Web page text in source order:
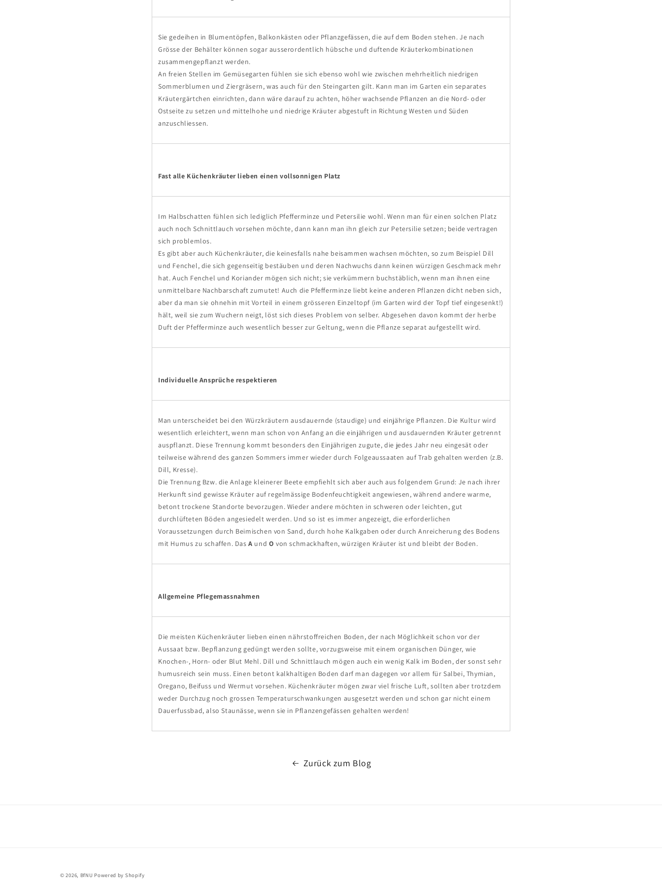
Sie gedeihen in Blumentöpfen, Balkonkästen oder Pflanzgefässen, die auf dem Boden stehen. Je nach
Grösse der Behälter können sogar ausserordentlich hübsche und duftende Kräuterkombinationen
zusammengepflanzt werden.
An freien Stellen im Gemüsegarten fühlen sie sich ebenso wohl wie zwischen mehrheitlich niedrigen
Sommerblumen und Ziergräsern, was auch für den Steingarten gilt. Kann man im Garten ein separates
Kräutergärtchen einrichten, dann wäre darauf zu achten, höher wachsende Pflanzen an die Nord- oder
Ostseite zu setzen und mittelhohe und niedrige Kräuter abgestuft in Richtung Westen und Süden
anzuschliessen.
Fast alle Küchenkräuter lieben einen vollsonnigen Platz
Im Halbschatten fühlen sich lediglich Pfefferminze und Petersilie wohl. Wenn man für einen solchen Platz
auch noch Schnittlauch vorsehen möchte, dann kann man ihn gleich zur Petersilie setzen; beide vertragen
sich problemlos.
Es gibt aber auch Küchenkräuter, die keinesfalls nahe beisammen wachsen möchten, so zum Beispiel Dill
und Fenchel, die sich gegenseitig bestäuben und deren Nachwuchs dann keinen würzigen Geschmack mehr
hat. Auch Fenchel und Koriander mögen sich nicht; sie verkümmern buchstäblich, wenn man ihnen eine
unmittelbare Nachbarschaft zumutet! Auch die Pfefferminze liebt keine anderen Pflanzen dicht neben sich,
aber da man sie ohnehin mit Vorteil in einem grösseren Einzeltopf (im Garten wird der Topf tief eingesenkt!)
hält, weil sie zum Wuchern neigt, löst sich dieses Problem von selber. Abgesehen davon kommt der herbe
Duft der Pfefferminze auch wesentlich besser zur Geltung, wenn die Pflanze separat aufgestellt wird.
Individuelle Ansprüche respektieren
Man unterscheidet bei den Würzkräutern ausdauernde (staudige) und einjährige Pflanzen. Die Kultur wird
wesentlich erleichtert, wenn man schon von Anfang an die einjährigen und ausdauernden Kräuter getrennt
auspflanzt. Diese Trennung kommt besonders den Einjährigen zugute, die jedes Jahr neu eingesät oder
teilweise während des ganzen Sommers immer wieder durch Folgeaussaaten auf Trab gehalten werden (z.B.
Dill, Kresse).
Die Trennung Bzw. die Anlage kleinerer Beete empfiehlt sich aber auch aus folgendem Grund: Je nach ihrer
Herkunft sind gewisse Kräuter auf regelmässige Bodenfeuchtigkeit angewiesen, während andere warme,
betont trockene Standorte bevorzugen. Wieder andere möchten in schweren oder leichten, gut
durchlüfteten Böden angesiedelt werden. Und so ist es immer angezeigt, die erforderlichen
Voraussetzungen durch Beimischen von Sand, durch hohe Kalkgaben oder durch Anreicherung des Bodens
mit Humus zu schaffen. DasA und O von schmackhaften, würzigen Kräuter ist und bleibt der Boden.
Allgemeine Pflegemassnahmen
Die meisten Küchenkräuter lieben einen nährstoffreichen Boden, der nach Möglichkeit schon vor der
Aussaat bzw. Bepflanzung gedüngt werden sollte, vorzugsweise mit einem organischen Dünger, wie
Knochen-, Horn- oder Blut Mehl. Dill und Schnittlauch mögen auch ein wenig Kalk im Boden, der sonst sehr
humusreich sein muss. Einen betont kalkhaltigen Boden darf man dagegen vor allem für Salbei, Thymian,
Oregano, Beifuss und Wermut vorsehen. Küchenkräuter mögen zwar viel frische Luft, sollten aber trotzdem
weder Durchzug noch grossen Temperaturschwankungen ausgesetzt werden und schon gar nicht einem
Dauerfussbad, also Staunässe, wenn sie in Pflanzengefässen gehalten werden!
Zurück zum Blog
© 2026, BfNU Powered by Shopify